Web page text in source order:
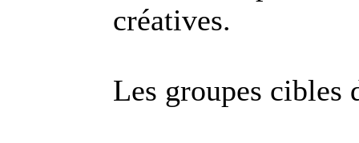
créatives.
Les groupes cibles